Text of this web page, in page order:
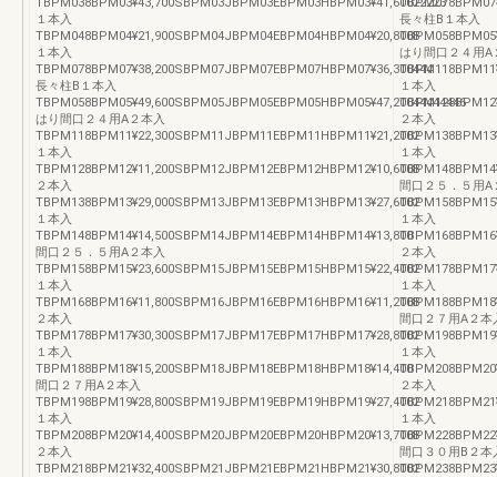
１本入
TBPM048BPM04¥21,900SBPM04JBPM04EBPM04HBPM04¥20,800B
１本入
TBPM078BPM07¥38,200SBPM07JBPM07EBPM07HBPM07¥36,300444
長々柱B１本入
TBPM058BPM05¥49,600SBPM05JBPM05EBPM05HBPM05¥47,20044444446
はり間口２４用A２本入
TBPM118BPM11¥22,300SBPM11JBPM11EBPM11HBPM11¥21,2002
１本入
TBPM128BPM12¥11,200SBPM12JBPM12EBPM12HBPM12¥10,600B
２本入
TBPM138BPM13¥29,000SBPM13JBPM13EBPM13HBPM13¥27,6002
１本入
TBPM148BPM14¥14,500SBPM14JBPM14EBPM14HBPM14¥13,800
間口２５．５用A２本入
TBPM158BPM15¥23,600SBPM15JBPM15EBPM15HBPM15¥22,4002
１本入
TBPM168BPM16¥11,800SBPM16JBPM16EBPM16HBPM16¥11,200B
２本入
TBPM178BPM17¥30,300SBPM17JBPM17EBPM17HBPM17¥28,8002
１本入
TBPM188BPM18¥15,200SBPM18JBPM18EBPM18HBPM18¥14,400
間口２７用A２本入
TBPM198BPM19¥28,800SBPM19JBPM19EBPM19HBPM19¥27,4002
１本入
TBPM208BPM20¥14,400SBPM20JBPM20EBPM20HBPM20¥13,700B
２本入
TBPM218BPM21¥32,400SBPM21JBPM21EBPM21HBPM21¥30,8002
長々柱B１本入
はり間口２４用A
１本入
２本入
１本入
間口２５．５用A
１本入
２本入
１本入
間口２７用A２本
１本入
２本入
１本入
間口３０用B２本